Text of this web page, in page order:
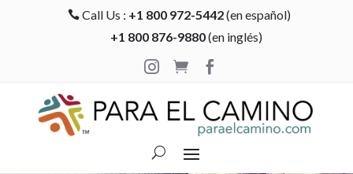
 Call Us : +1 800 972-5442(en español)
+1 800 876-9880(en inglés)

 